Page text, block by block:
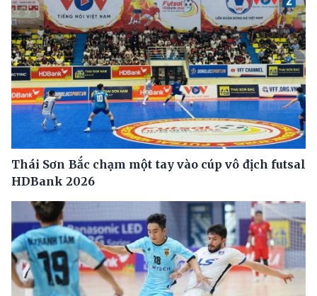
Thái Sơn Bắc chạm một tay vào cúp vô địch futsal
HDBank 2026